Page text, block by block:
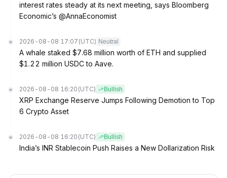
interest rates steady at its next meeting, says Bloomberg
Economic’s @AnnaEconomist
2026-08-08 17:07 (UTC) Neutral
A whale staked $7.68 million worth of ETH and supplied
$1.22 million USDC to Aave.
2026-08-08 16:20 (UTC) Bullish
XRP Exchange Reserve Jumps Following Demotion to Top
6 Crypto Asset
2026-08-08 16:20 (UTC) Bullish
India’s INR Stablecoin Push Raises a New Dollarization Risk